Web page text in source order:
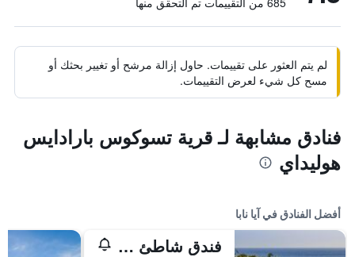
لم يتم العثور على تقييمات. حاول إزالة مرشح أو تغيير بحثك أو
مسح كل شيء لعرض التقييمات.
فنادق مشابهة لـ قرية تسوكوس بارادايس
هوليداي
أفضل الفنادق في آيا نابا
فندق شاطئ أليون